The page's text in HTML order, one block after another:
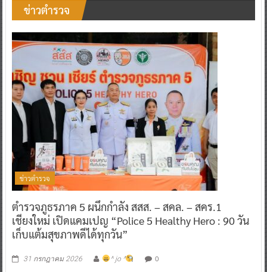
ข่าวตำรวจ
ข่าวตำรวจ
ตำรวจภูธรภาค 5 ผนึกกำลัง สสส. – สคล. – สคร.1
เชียงใหม่ เปิดแคมเปญ “Police 5 Healthy Hero : 90 วัน
เก็บแต้มสุขภาพดีได้ทุกวัน”
31 กรกฎาคม 2026 ^ jo ^ 0